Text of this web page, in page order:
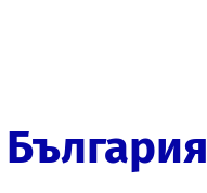
България